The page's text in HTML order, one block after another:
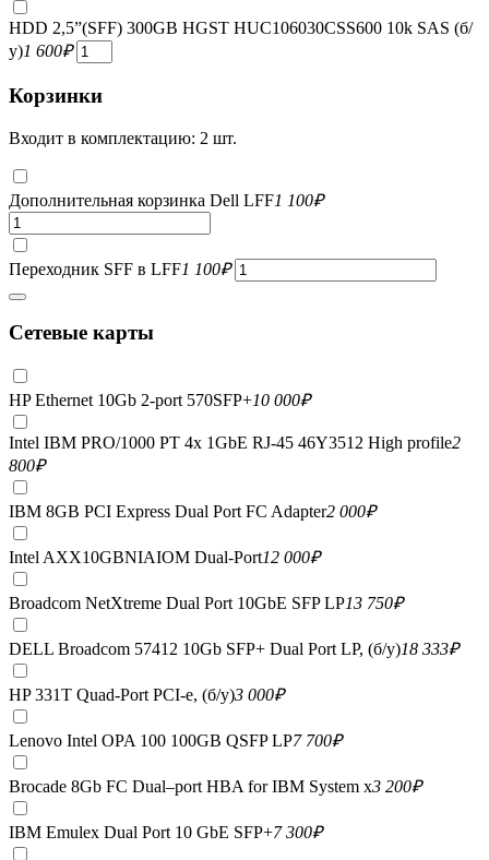
HDD 2,5”(SFF) 300GB HGST HUC106030CSS600 10k SAS (б/
у)1 600₽
Корзинки
Входит в комплектацию: 2 шт.
Дополнительная корзинка Dell LFF1 100₽
Переходник SFF в LFF1 100₽
Сетевые карты
HP Ethernet 10Gb 2-port 570SFP+10 000₽
Intel IBM PRO/1000 PT 4x 1GbE RJ-45 46Y3512 High profile2
800₽
IBM 8GB PCI Express Dual Port FC Adapter2 000₽
Intel AXX10GBNIAIOM Dual-Port12 000₽
Broadcom NetXtreme Dual Port 10GbE SFP LP13 750₽
DELL Broadcom 57412 10Gb SFP+ Dual Port LP, (б/у)18 333₽
HP 331T Quad-Port PCI-e, (б/у)3 000₽
Lenovo Intel OPA 100 100GB QSFP LP7 700₽
Brocade 8Gb FC Dual–port HBA for IBM System x3 200₽
IBM Emulex Dual Port 10 GbE SFP+7 300₽